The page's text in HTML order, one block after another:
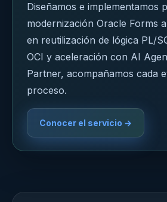
Diseñamos e implementamos
modernización Oracle Forms
en reutilización de lógica PL/
OCI y aceleración con AI
Partner, acompañamos cada
proceso.
Conocer el servicio →